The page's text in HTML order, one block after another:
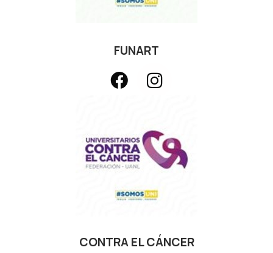
FUNART
CONTRA EL CÁNCER